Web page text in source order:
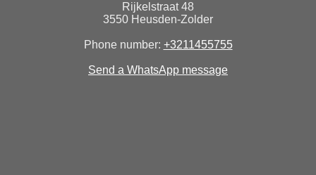
Rijkelstraat 48
3550 Heusden-Zolder
Phone number: +3211455755
Send a WhatsApp message